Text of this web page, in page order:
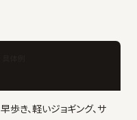
早歩き、軽いジョギング、サ